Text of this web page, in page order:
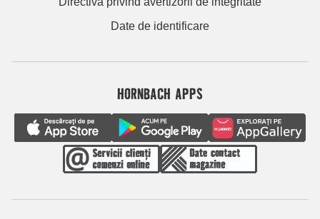
Date de identificare
HORNBACH APPS